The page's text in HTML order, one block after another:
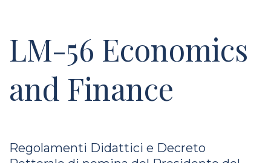
LM-56 Economics
and Finance
Regolamenti Didattici e Decreto